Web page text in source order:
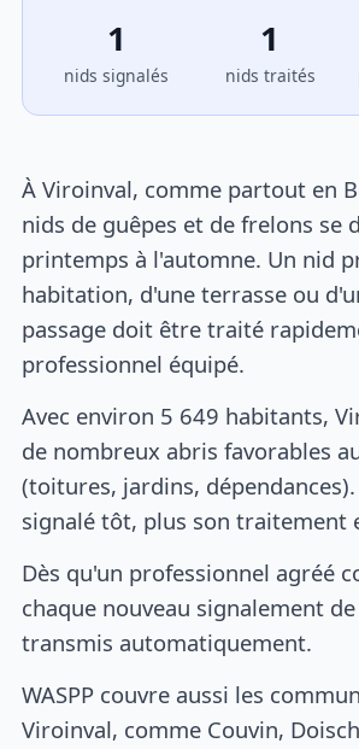
1
nids signalés
1
nids traités
À Viroinval, comme partout en
nids de guêpes et de frelons se
printemps à l'automne. Un nid
habitation, d'une terrasse ou
passage doit être traité
professionnel équipé.
Avec environ 5 649 habitants,
de nombreux abris favorables
(toitures, jardins,
signalé tôt, plus son traitement
Dès qu'un professionnel agréé
chaque nouveau signalement
transmis automatiquement.
WASPP couvre aussi les
Viroinval, comme Couvin,